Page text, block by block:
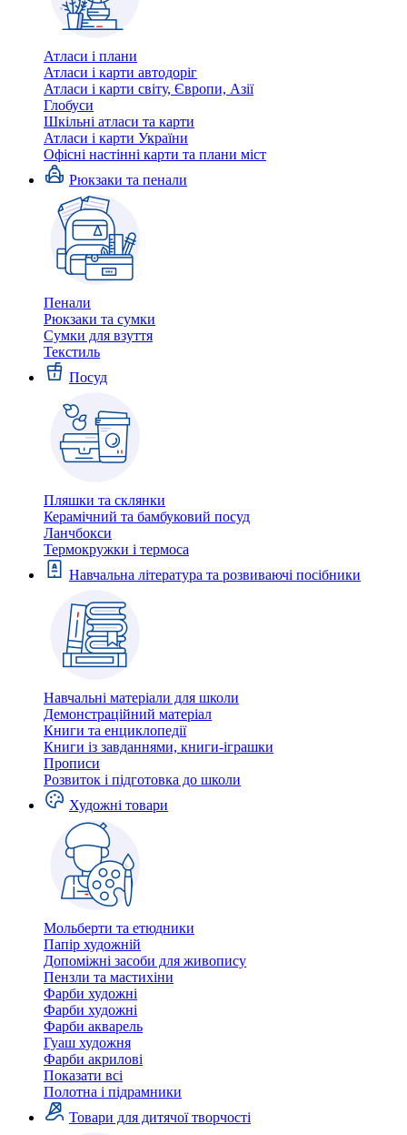
Атласи і плани
Атласи і карти автодоріг
Атласи і карти світу, Європи, Азії
Глобуси
Шкільні атласи та карти
Атласи і карти України
Офісні настінні карти та плани міст
Рюкзаки та пенали
Пенали
Рюкзаки та сумки
Сумки для взуття
Текстиль
Посуд
Пляшки та склянки
Керамічний та бамбуковий посуд
Ланчбокси
Термокружки і термоса
Навчальна література та розвиваючі посібники
Навчальні матеріали для школи
Демонстраційний матеріал
Книги та енциклопедії
Книги із завданнями, книги-іграшки
Прописи
Розвиток і підготовка до школи
Художні товари
Мольберти та етюдники
Папір художній
Допоміжні засоби для живопису
Пензли та мастихіни
Фарби художні
Фарби художні
Фарби акварель
Гуаш художня
Фарби акрилові
Показати всі
Полотна і підрамники
Товари для дитячої творчості